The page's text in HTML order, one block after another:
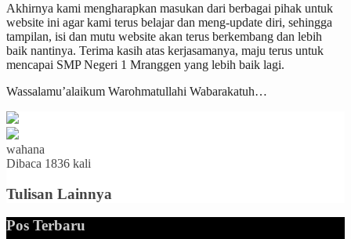
Akhirnya kami mengharapkan masukan dari berbagai pihak untuk
website ini agar kami terus belajar dan meng-update diri, sehingga
tampilan, isi dan mutu website akan terus berkembang dan lebih
baik nantinya. Terima kasih atas kerjasamanya, maju terus untuk
mencapai SMP Negeri 1 Mranggen yang lebih baik lagi.
Wassalamu’alaikum Warohmatullahi Wabarakatuh…
wahana
Dibaca 1836 kali
Tulisan Lainnya
Pos Terbaru